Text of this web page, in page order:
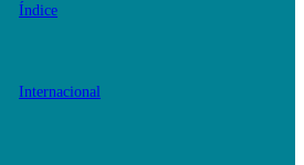
Índice
Internacional